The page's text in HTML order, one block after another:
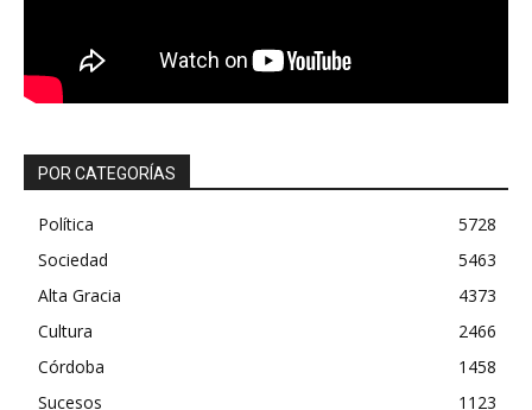
POR CATEGORÍAS
Política
5728
Sociedad
5463
Alta Gracia
4373
Cultura
2466
Córdoba
1458
Sucesos
1123